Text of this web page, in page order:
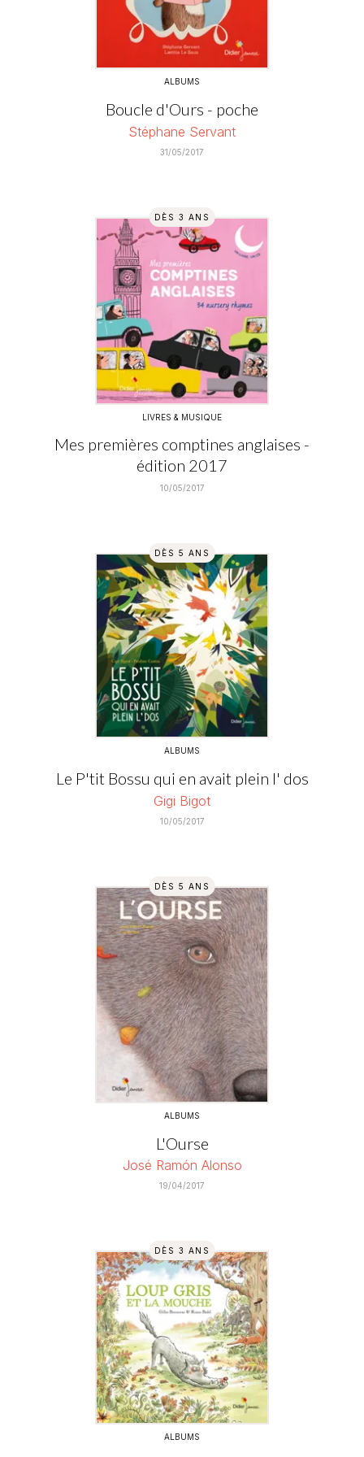
ALBUMS
Boucle d'Ours - poche
Stéphane Servant
31/05/2017
DÈS 3 ANS
LIVRES & MUSIQUE
Mes premières comptines anglaises -
édition 2017
10/05/2017
DÈS 5 ANS
ALBUMS
Le P'tit Bossu qui en avait plein l' dos
Gigi Bigot
10/05/2017
DÈS 5 ANS
ALBUMS
L'Ourse
José Ramón Alonso
19/04/2017
DÈS 3 ANS
ALBUMS